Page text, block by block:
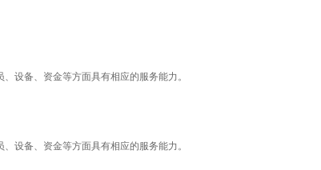
设备、资金等方面具有相应的服务能力。
设备、资金等方面具有相应的服务能力。